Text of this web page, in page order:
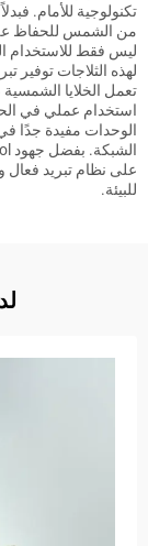
تكنولوجية للأمام.
ليس فقط للاستخدام
لهذه الثلاجات توفير
تعمل الخلايا
استخدام عملي في
الوحدات مفيدة جدًا
على نظام تبريد فعال
للبيئة.